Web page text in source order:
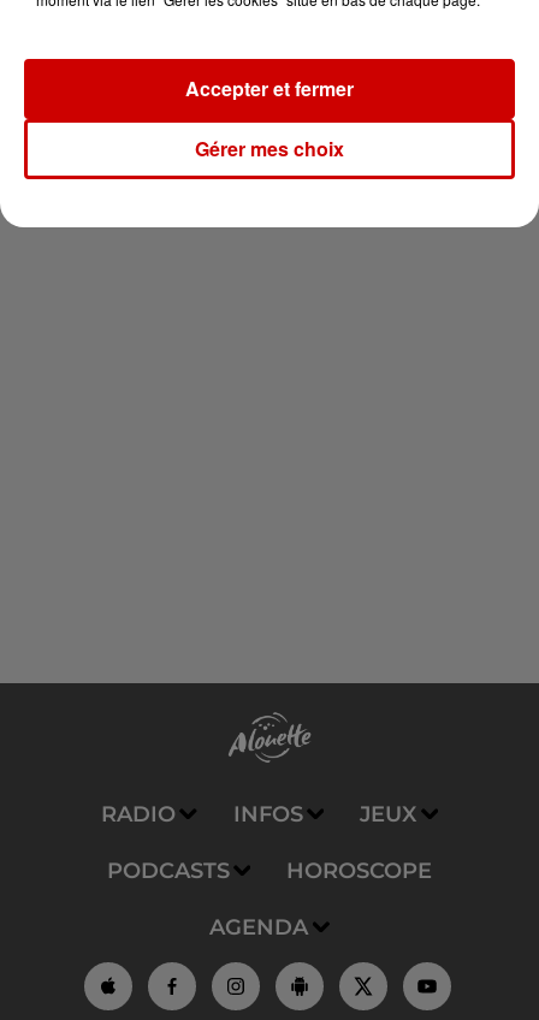
Newsletter
RADIO INFOS JEUX
PODCASTS HOROSCOPE
AGENDA
Gérer mes choix
Accepter et fermer